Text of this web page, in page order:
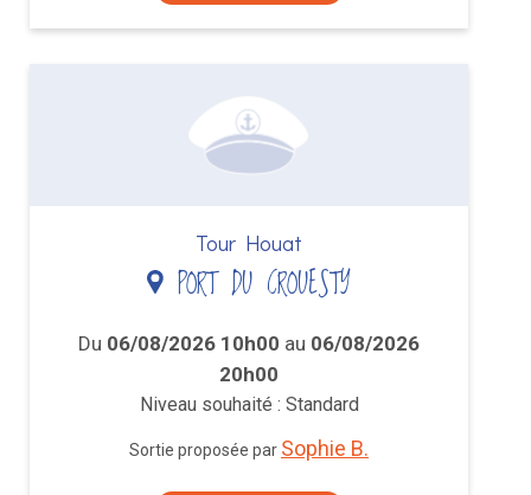
Tour Houat
PORT DU CROUESTY
Du 06/08/2026 10h00 au 06/08/2026
20h00
Niveau souhaité : Standard
Sortie proposée par Sophie B.